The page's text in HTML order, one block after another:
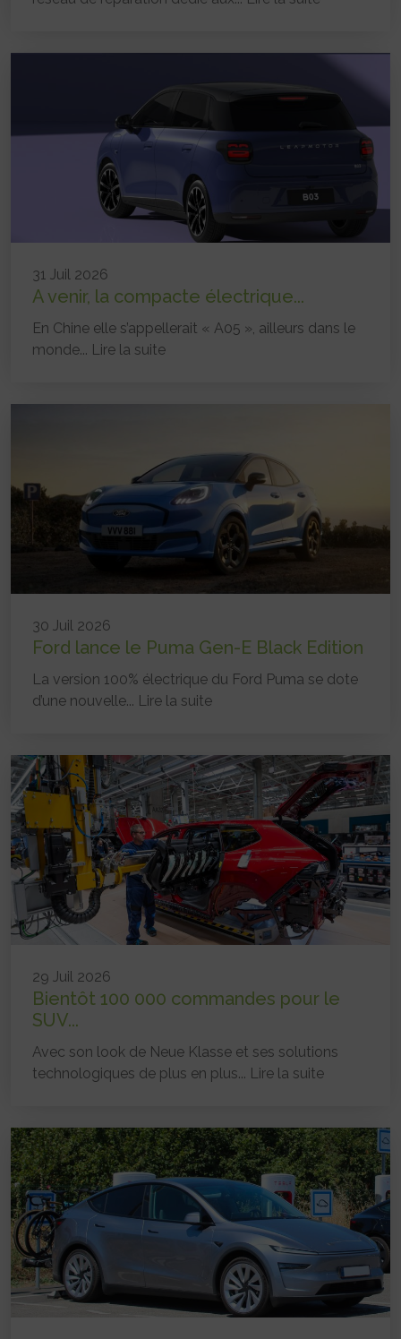
31 Juil 2026
A venir, la compacte électrique...
En Chine elle s’appellerait « A05 », ailleurs dans le
monde... Lire la suite
30 Juil 2026
Ford lance le Puma Gen-E Black Edition
La version 100% électrique du Ford Puma se dote
d’une nouvelle... Lire la suite
29 Juil 2026
Bientôt 100 000 commandes pour le
SUV...
Avec son look de Neue Klasse et ses solutions
technologiques de plus en plus... Lire la suite